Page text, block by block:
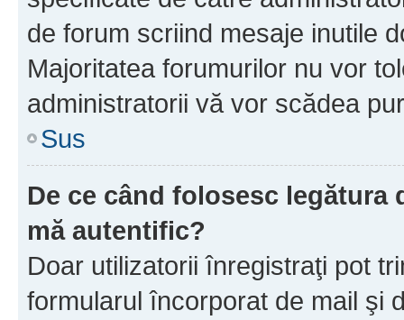
de forum scriind mesaje inutile
Majoritatea forumurilor nu vor
administratorii vă vor scădea
Sus
De ce când folosesc
mă autentific?
Doar utilizatorii înregistraţi pot
formularul încorporat de mail şi